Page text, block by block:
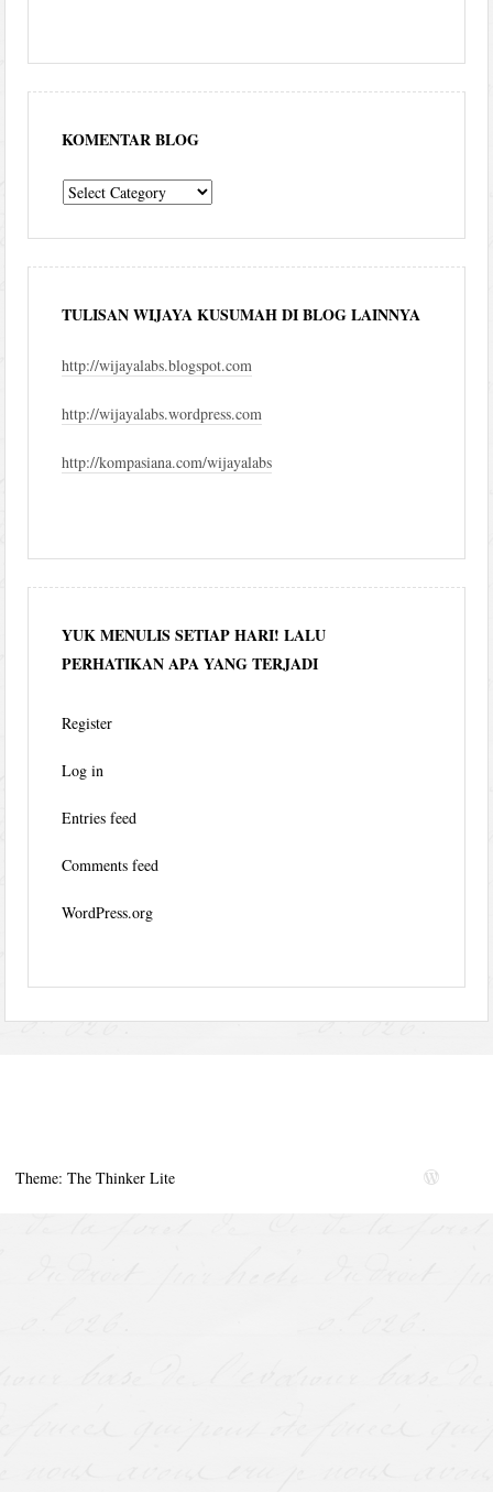
KOMENTAR BLOG
komentar
TULISAN WIJAYA KUSUMAH DI BLOG LAINNYA
http://wijayalabs.blogspot.com
http://wijayalabs.wordpress.com
http://kompasiana.com/wijayalabs
YUK MENULIS SETIAP HARI! LALU
PERHATIKAN APA YANG TERJADI
Register
Log in
Entries feed
Comments feed
WordPress.org
Theme: The Thinker Lite